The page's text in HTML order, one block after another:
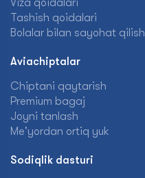
Viza qoidalari
Tashish qoidalari
Bolalar bilan sayohat qilish
Aviachiptalar
Chiptani qaytarish
Premium bagaj
Joyni tanlash
Me'yordan ortiq yuk
Sodiqlik dasturi